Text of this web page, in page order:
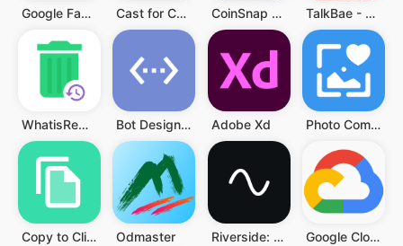
Google Family Link Cast for Chromecast & TV Cast CoinSnap - Coin Identifier TalkBae - Al girlfriend
WhatisRemoved+ Bot Designer For Discord Adobe Xd Photo Compressor and Resizer
Copy to Clipboard Odmaster Riverside: Record podcasts Google Cloud